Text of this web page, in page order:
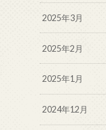
2025年3月
2025年2月
2025年1月
2024年12月